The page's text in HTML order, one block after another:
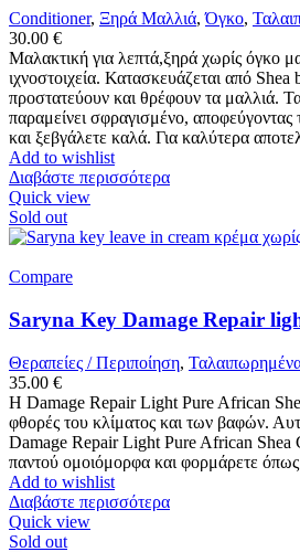
Conditioner, Ξηρά Μαλλιά,Όγκο,
30.00 €
Μαλακτική για λεπτά,ξηρά χωρίς όγκο
ιχνοστοιχεία. Κατασκευάζεται από
προστατεύουν και θρέφουν τα μαλλιά.
παραμείνει σφραγισμένο,
και ξεβγάλετε καλά. Για καλύτερα
Add to wishlist
Διαβάστε περισσότερα
Quick view
Sold out
Compare
Saryna Key Damage Repair
Θεραπείες / Περιποίηση,
35.00 €
Η Damage Repair Light Pure African Shea
φθορές του κλίματος και των βαφών.
Damage Repair Light Pure African Shea
παντού ομοιόμορφα και φορμάρετε
Add to wishlist
Διαβάστε περισσότερα
Quick view
Sold out